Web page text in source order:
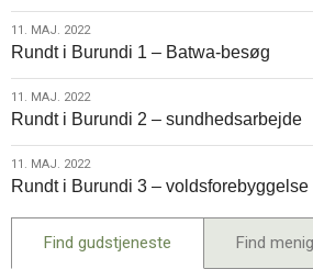
2022
11.
maj.
2022
11. MAJ. 2022
Rundt i Burundi 1 – Batwa-besøg
11.
maj.
2022
11. MAJ. 2022
Rundt i Burundi 2 – sundhedsarbejde
11.
maj.
2022
11. MAJ. 2022
Rundt i Burundi 3 – voldsforebyggelse
Find gudstjeneste Find